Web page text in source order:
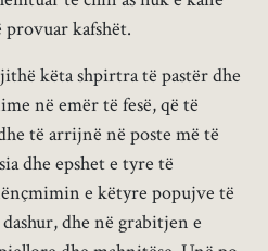
provuar kafshët.
këta shpirtra të pastër dhe
në emër të fesë, që të
të arrijnë në poste më të
dhe epshet e tyre të
e këtyre popujve të
dhe në grabitjen e